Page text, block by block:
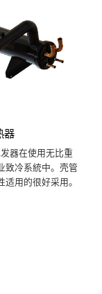
器
器在使用无比重
致冷系統中。壳管
用的很好采用。